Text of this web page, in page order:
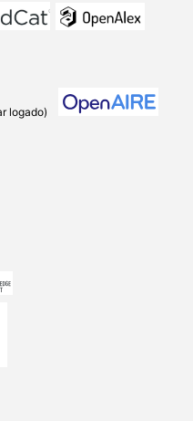
logado)